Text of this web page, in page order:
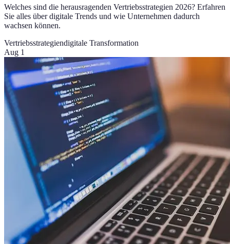
Welches sind die herausragenden Vertriebsstrategien 2026? Erfahren
Sie alles über digitale Trends und wie Unternehmen dadurch
wachsen können.
Vertriebsstrategiendigitale Transformation
Aug 1